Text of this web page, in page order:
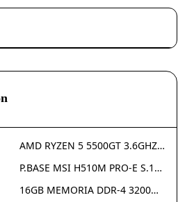
AMD RYZEN 5 5500GT 3.6GHZ 16MB S-AM4
P.BASE MSI H510M PRO-E S.1200 VGA HDMI USB 3.2 GEN 1
16GB MEMORIA DDR-4 3200MHZ TEAMGROUP ELITE HEATSINK CL22